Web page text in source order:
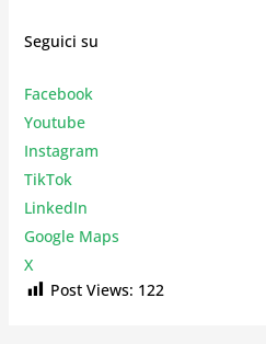
Seguici su
Facebook
Youtube
Instagram
TikTok
LinkedIn
Google Maps
X
Post Views: 122